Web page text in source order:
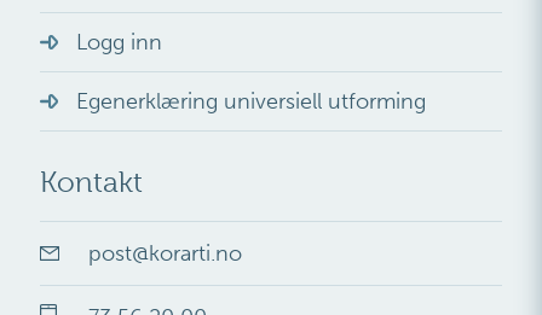
Logg inn
Egenerklæring universiell utforming
Kontakt
post@korarti.no